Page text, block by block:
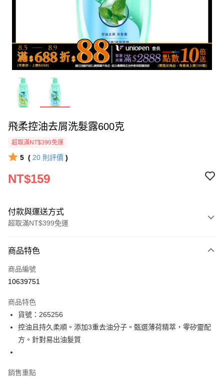
飛柔控油去屑洗髮露600克
超取滿NT$399免運
5 ( 20 則評價 )
NT$159
付款與運送方式
超取滿NT$399免運
icash Pay
信用卡一次付款
超商取貨付款
LINE Pay
街口支付
商品特色
商品編號
10639751
商品特色
貨號：265256
控油且持久柔順。添加3重去油分子。甄選薄荷精萃，零矽靈配
方。針對易出油髮質
銷售重點